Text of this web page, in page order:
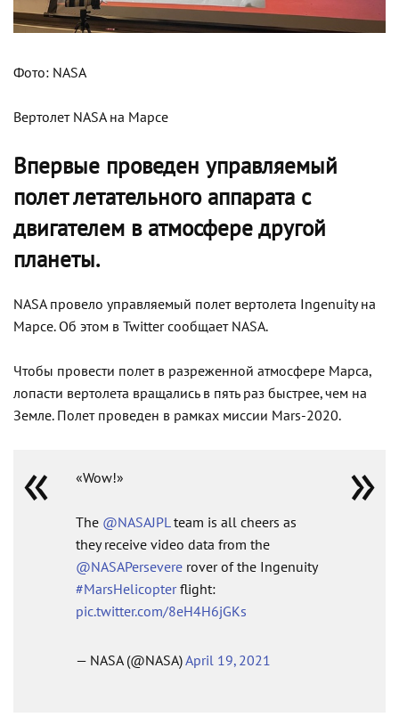
Фото: NASA
Вертолет NASA на Марсе
Впервые проведен управляемый
полет летательного аппарата с
двигателем в атмосфере другой
планеты.
NASA провело управляемый полет вертолета Ingenuity на
Марсе. Об этом в Twitter сообщает NASA.
Чтобы провести полет в разреженной атмосфере Марса,
лопасти вертолета вращались в пять раз быстрее, чем на
Земле. Полет проведен в рамках миссии Mars-2020.
«Wow!»
The @NASAJPLteam is all cheers as
they receive video data from the
@NASAPersevere rover of the Ingenuity
#MarsHelicopterflight:
pic.twitter.com/8eH4H6jGKs
— NASA (@NASA)April 19, 2021